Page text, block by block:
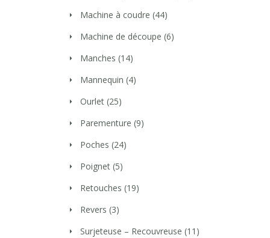
Machine à coudre (44)
Machine de découpe (6)
Manches (14)
Mannequin (4)
Ourlet (25)
Parementure (9)
Poches (24)
Poignet (5)
Retouches (19)
Revers (3)
Surjeteuse – Recouvreuse (11)